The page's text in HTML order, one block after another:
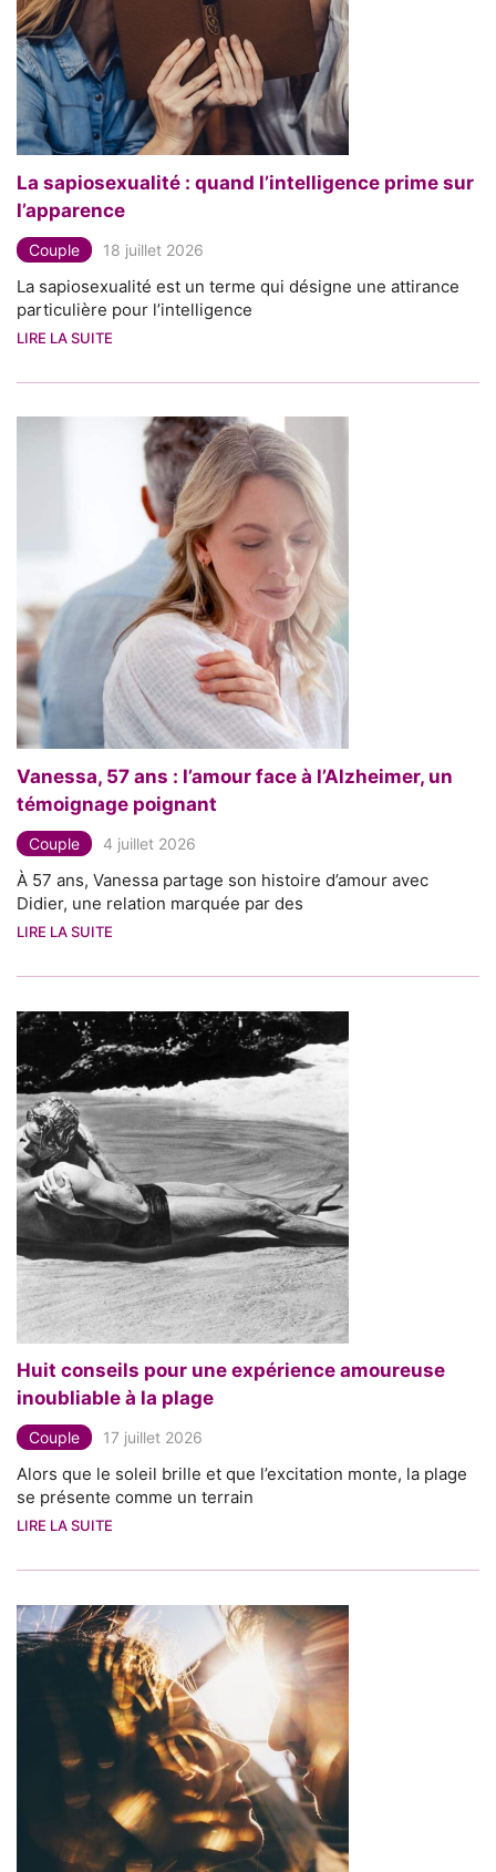
La sapiosexualité : quand l’intelligence prime sur
l’apparence
Couple 18 juillet 2026
La sapiosexualité est un terme qui désigne une attirance
particulière pour l’intelligence
LIRE LA SUITE
Vanessa, 57 ans : l’amour face à l’Alzheimer, un
témoignage poignant
Couple 4 juillet 2026
À 57 ans, Vanessa partage son histoire d’amour avec
Didier, une relation marquée par des
LIRE LA SUITE
Huit conseils pour une expérience amoureuse
inoubliable à la plage
Couple 17 juillet 2026
Alors que le soleil brille et que l’excitation monte, la plage
se présente comme un terrain
LIRE LA SUITE